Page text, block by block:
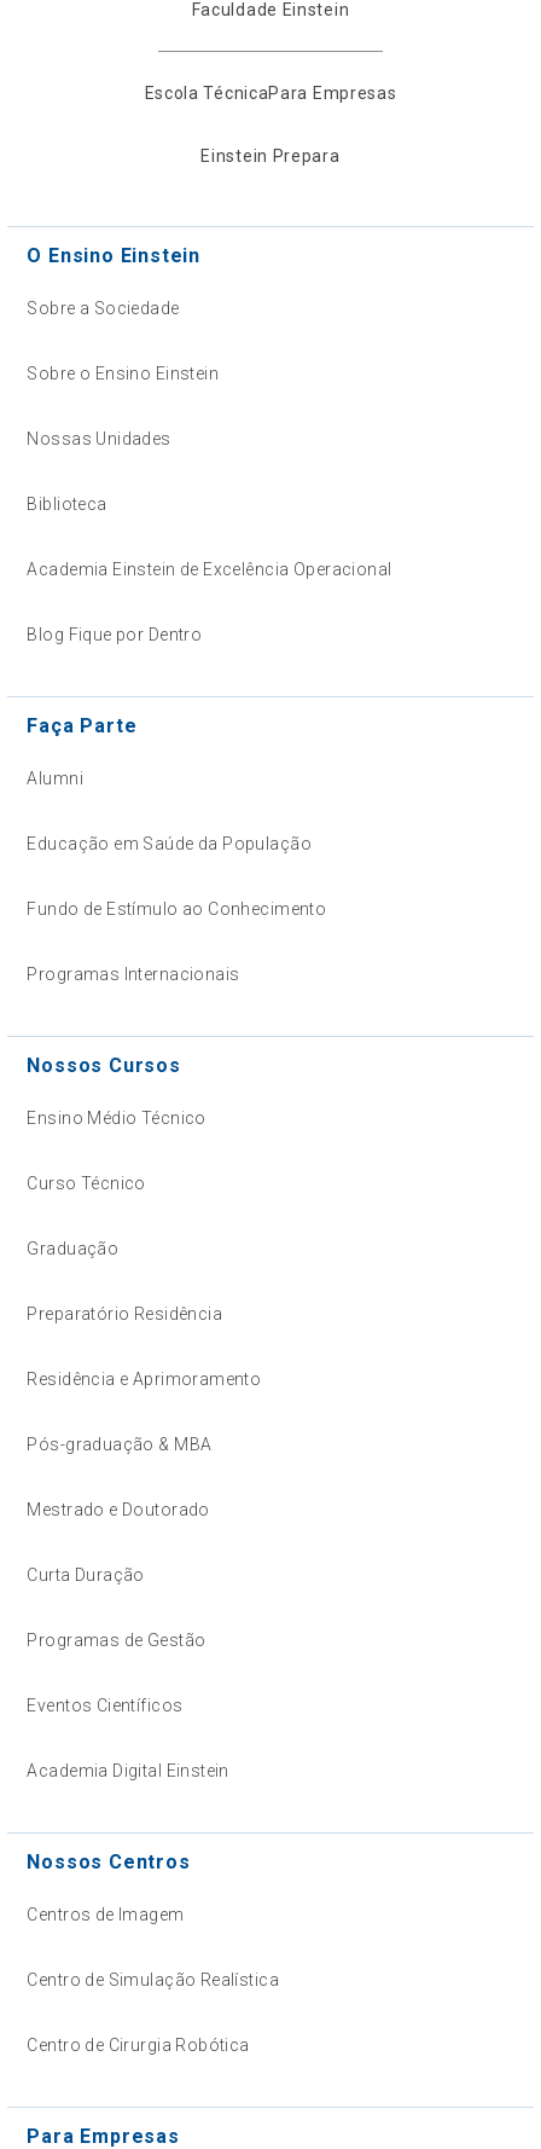
Faculdade Einstein
Escola TécnicaPara Empresas
Einstein Prepara
O Ensino Einstein
Sobre a Sociedade
Sobre o Ensino Einstein
Nossas Unidades
Biblioteca
Academia Einstein de Excelência Operacional
Blog Fique por Dentro
Faça Parte
Alumni
Educação em Saúde da População
Fundo de Estímulo ao Conhecimento
Programas Internacionais
Nossos Cursos
Ensino Médio Técnico
Curso Técnico
Graduação
Preparatório Residência
Residência e Aprimoramento
Pós-graduação & MBA
Mestrado e Doutorado
Curta Duração
Programas de Gestão
Eventos Científicos
Academia Digital Einstein
Nossos Centros
Centros de Imagem
Centro de Simulação Realística
Centro de Cirurgia Robótica
Para Empresas